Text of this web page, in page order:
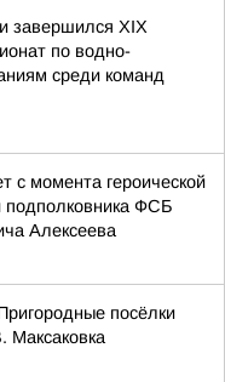
завершился XIХ
по водно-
среди команд
с момента героической
подполковника ФСБ
Алексеева
посёлки
Максаковка